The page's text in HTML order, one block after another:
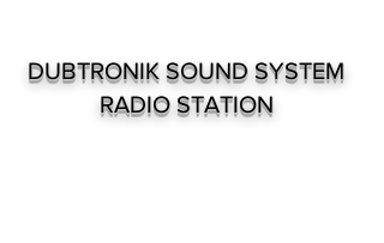
DUBTRONIK SOUND SYSTEM
RADIO STATION